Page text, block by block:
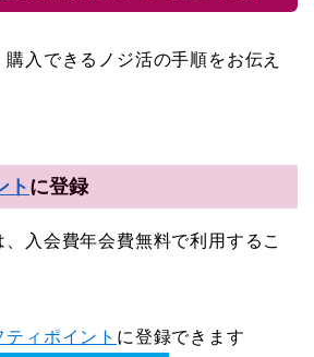
購入できるノジ活の手順をお伝え
トに登録
入会費年会費無料で利用するこ
ティポイント に登録できます